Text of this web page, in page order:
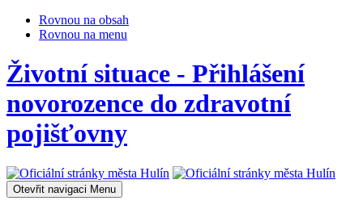
Rovnou na obsah
Rovnou na menu
Životní situace - Přihlášení
novorozence do zdravotní
pojišťovny
Otevřit navigaci Menu